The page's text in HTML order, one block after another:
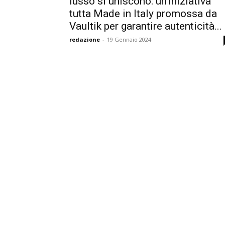
tutta Made in Italy promossa da
Vaultik per garantire autenticità...
redazione - 19 Gennaio 2024